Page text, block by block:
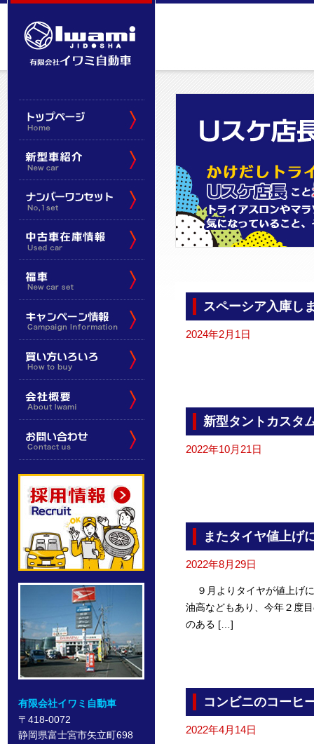
有限会社イワミ自動車
〒418-0072
静岡県富士宮市矢立町698
スペーシア入庫し
2024年2月1日
新型タントカスタ
2022年10月21日
またタイヤ値上げ
2022年8月29日
９月よりタイヤが値上げ
油高などもあり、今年２度
のある […]
コンビニのコーヒ
2022年4月14日